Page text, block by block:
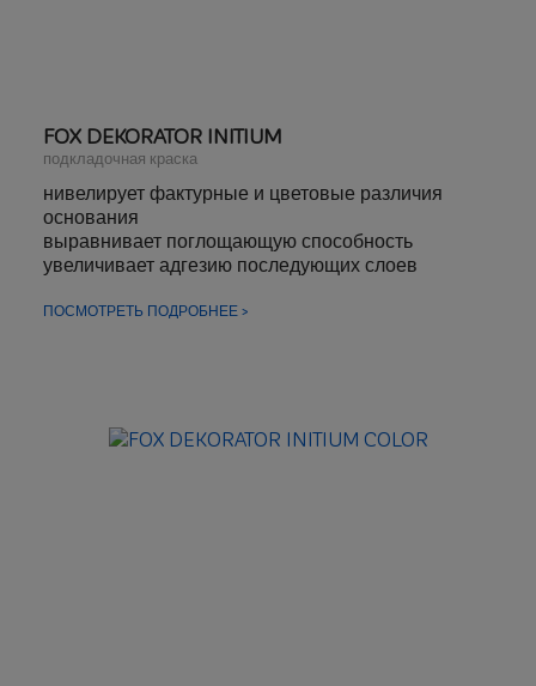
FOX DEKORATOR INITIUM
подкладочная краска
нивелирует фактурные и цветовые различия
основания
выравнивает поглощающую способность
увеличивает адгезию последующих слоев
ПОСМОТРЕТЬ ПОДРОБНЕЕ >